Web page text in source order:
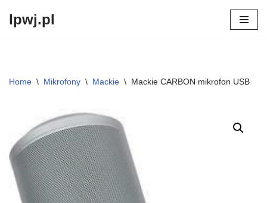
lpwj.pl
Home \ Mikrofony \ Mackie \ Mackie CARBON mikrofon USB